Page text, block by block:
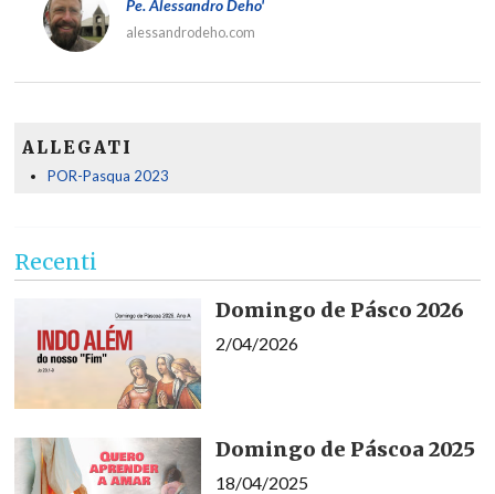
Pe. Alessandro Deho'
alessandrodeho.com
ALLEGATI
POR-Pasqua 2023
Recenti
Domingo de Pásco 2026
2/04/2026
Domingo de Páscoa 2025
18/04/2025